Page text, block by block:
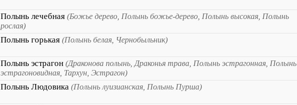
Полынь лечебная (Божье дерево, Полынь божье-дерево, Полынь высокая, Полынь
рослая)
Полынь горькая (Полынь белая, Чернобыльник)
Полынь эстрагон (Драконова полынь, Драконья трава, Полынь эстрагонная, Полынь
эстрагоновидная, Тархун, Эстрагон)
Полынь Людовика (Полынь луизианская, Полынь Пурша)